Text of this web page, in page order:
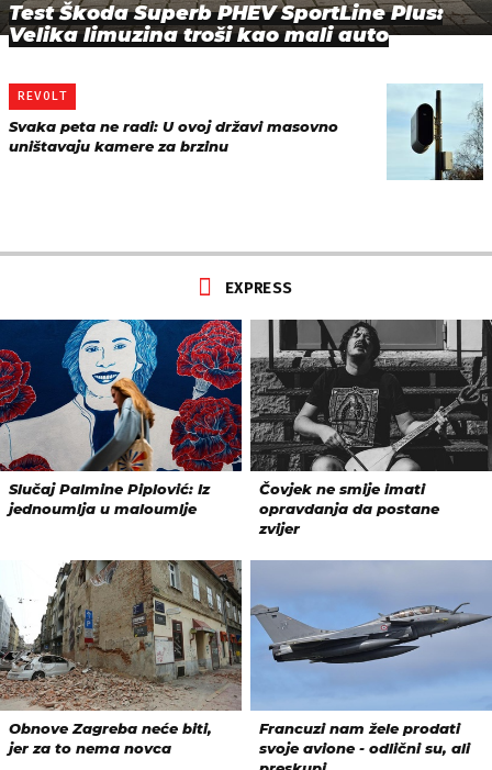
Test Škoda Superb PHEV SportLine Plus:
Velika limuzina troši kao mali auto
REVOLT
Svaka peta ne radi: U ovoj državi masovno
uništavaju kamere za brzinu